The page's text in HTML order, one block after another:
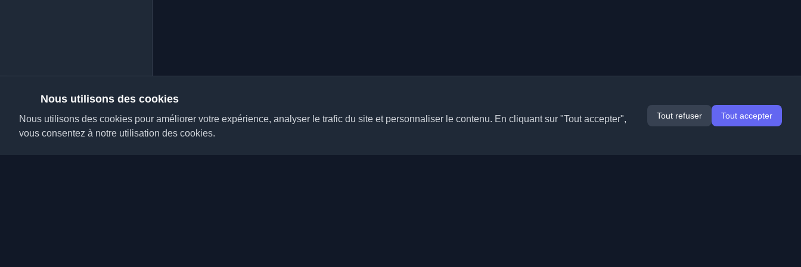
Nous utilisons des cookies
Nous utilisons des cookies pour améliorer votre expérience, analyser le trafic du site et personnaliser le contenu. En cliquant sur "Tout accepter",
vous consentez à notre utilisation des cookies.
Tout refuser Tout accepter